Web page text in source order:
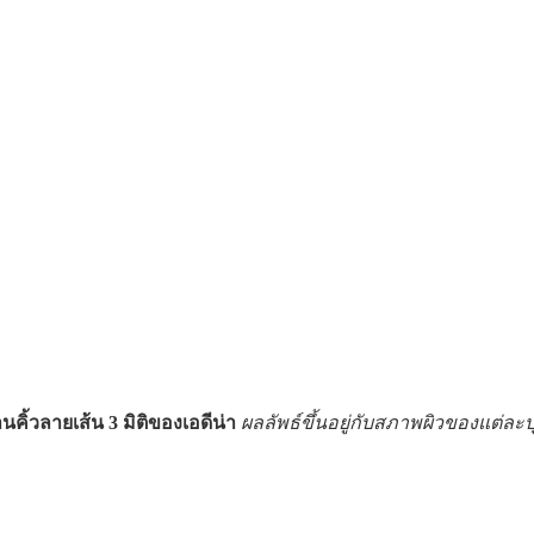
คิ้วลายเส้น 3 มิติของเอดีน่า ผลลัพธ์ขึ้นอยู่กับสภาพผิวของแต่ละ